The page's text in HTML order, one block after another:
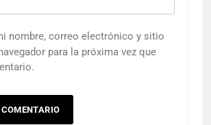
nombre, correo electrónico y sitio
para la próxima vez que